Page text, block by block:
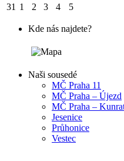
31 1 2 3 4 5
Kde nás najdete?
Naši sousedé
MČ Praha 11
MČ Praha – Újezd
MČ Praha –
Jesenice
Průhonice
Vestec